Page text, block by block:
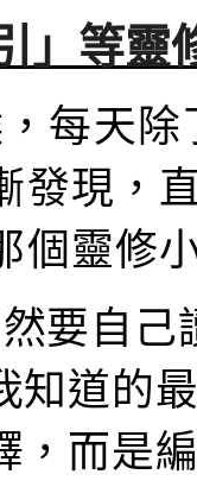
」等靈
每天
發現，
個靈修
要自
知道的
，而是